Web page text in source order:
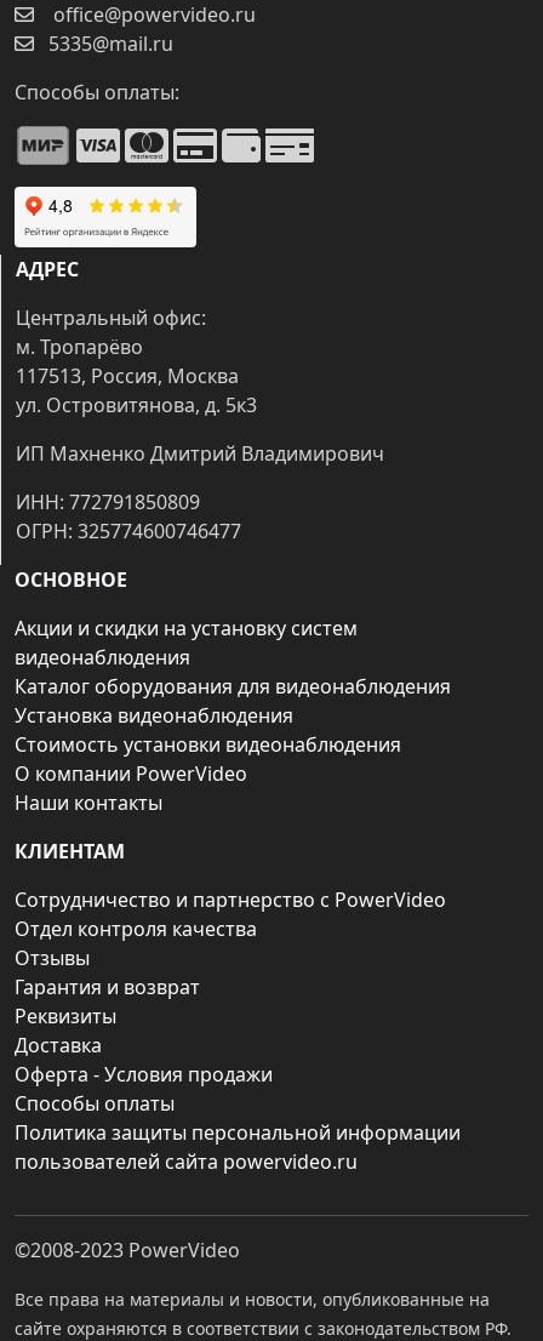
office@powervideo.ru
5335@mail.ru
Способы оплаты:
АДРЕС
Центральный офис:
м. Тропарёво
117513, Россия, Москва
ул. Островитянова, д. 5к3
ИП Махненко Дмитрий Владимирович
ИНН: 772791850809
ОГРН: 325774600746477
ОСНОВНОЕ
Акции и скидки на установку систем
видеонаблюдения
Каталог оборудования для видеонаблюдения
Установка видеонаблюдения
Стоимость установки видеонаблюдения
О компании PowerVideo
Наши контакты
КЛИЕНТАМ
Сотрудничество и партнерство с PowerVideo
Отдел контроля качества
Отзывы
Гарантия и возврат
Реквизиты
Доставка
Оферта - Условия продажи
Способы оплаты
Политика защиты персональной информации
пользователей сайта powervideo.ru
©2008-2023 PowerVideo
Все права на материалы и новости, опубликованные на
сайте охраняются в соответствии с законодательством РФ.